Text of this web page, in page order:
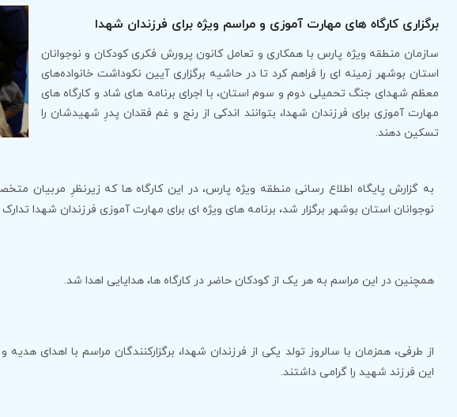
برگزاری کارگاه های مهارت آموزی و مراسم ویژه برای فرزندان شهدا
سازمان منطقه ویژه پارس با همکاری و تعامل کانون پرورش فکری کودکان و نوجوانان
استان بوشهر زمینه ای را فراهم کرد تا در حاشیه برگزاری آیین نکوداشت خانواده‌های
معظم شهدای جنگ تحمیلی دوم و سوم استان، با اجرای برنامه های شاد و کارگاه های
مهارت آموزی برای فرزندان شهدا، بتوانند اندکی از رنج و غم فقدان پدرِ شهیدشان را
تسکین دهند.
به گزارش پایگاه اطلاع رسانی منطقه ویژه پارس، در این کارگاه ها که زیرنظرِ مربیان
نوجوانان استان بوشهر برگزار شد، برنامه های ویژه ای برای مهارت آموزی فرزندان شهدا
همچنین در این مراسم به هر یک از کودکان حاضر در کارگاه ها، هدایایی اهدا شد.
از طرفی، همزمان با سالروز تولد یکی از فرزندان شهدا، برگزارکنندگان مراسم با اهدای
این فرزند شهید را گرامی داشتند.